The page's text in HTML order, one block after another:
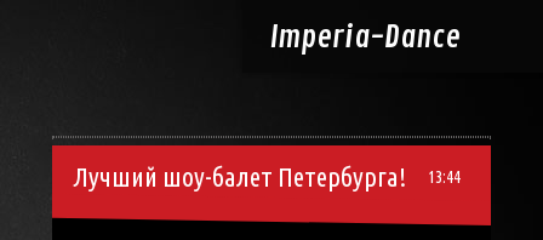
Imperia-Dance
13:44
Лучший шоу-балет Петербурга!